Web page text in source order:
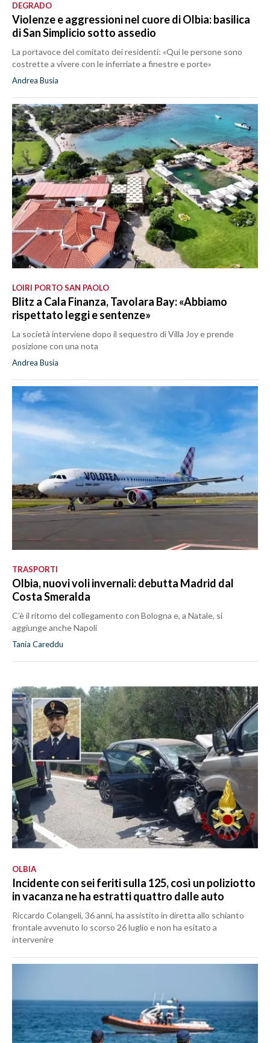
DEGRADO
Violenze e aggressioni nel cuore di Olbia: basilica
di San Simplicio sotto assedio
La portavoce del comitato dei residenti: «Qui le persone sono
costrette a vivere con le inferriate a finestre e porte»
Andrea Busia
LOIRI PORTO SAN PAOLO
Blitz a Cala Finanza, Tavolara Bay: «Abbiamo
rispettato leggi e sentenze»
La società interviene dopo il sequestro di Villa Joy e prende
posizione con una nota
Andrea Busia
TRASPORTI
Olbia, nuovi voli invernali: debutta Madrid dal
Costa Smeralda
C’è il ritorno del collegamento con Bologna e, a Natale, si
aggiunge anche Napoli
Tania Careddu
OLBIA
Incidente con sei feriti sulla 125, così un poliziotto
in vacanza ne ha estratti quattro dalle auto
Riccardo Colangeli, 36 anni, ha assistito in diretta allo schianto
frontale avvenuto lo scorso 26 luglio e non ha esitato a
intervenire